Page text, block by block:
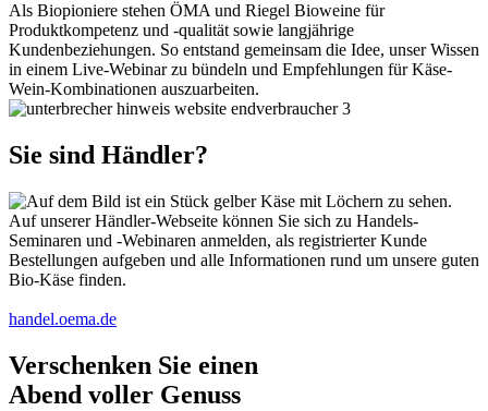
Als Biopioniere stehen ÖMA und Riegel Bioweine für
Produktkompetenz und -qualität sowie langjährige
Kundenbeziehungen. So entstand gemeinsam die Idee, unser Wissen
in einem Live-Webinar zu bündeln und Empfehlungen für Käse-
Wein-Kombinationen auszuarbeiten.
Sie sind Händler?
Auf unserer Händler-Webseite können Sie sich zu Handels-
Seminaren und -Webinaren anmelden, als registrierter Kunde
Bestellungen aufgeben und alle Informationen rund um unsere guten
Bio-Käse finden.
handel.oema.de
Verschenken Sie einen
Abend voller Genuss